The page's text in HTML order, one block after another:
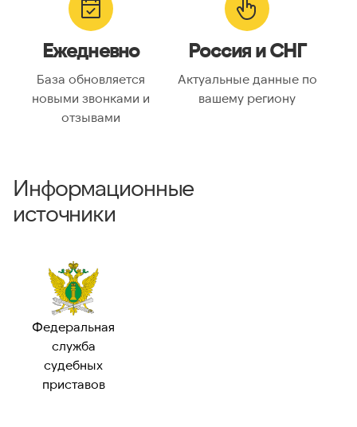
Ежедневно
База обновляется
новыми звонками и
отзывами
Россия и СНГ
Актуальные данные по
вашему региону
Информационные
источники
Федеральная
служба
судебных
приставов